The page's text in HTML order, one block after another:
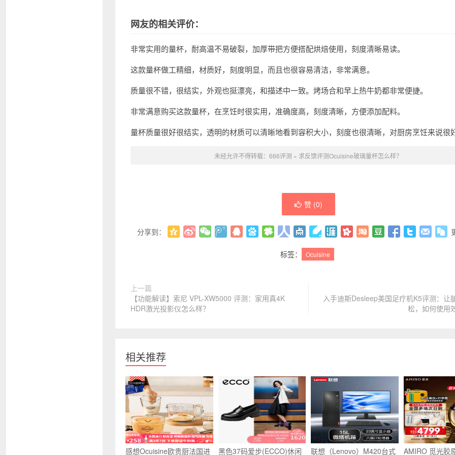
网友的相关评价：
非常实用的量杯，耐高温不易破裂，加厚带把方便搭配烘焙使用，刻度清晰易读。
这款量杯做工精细，材质好，刻度明显，而且也很容易清洁，非常满意。
质量很不错，很结实，外观也挺漂亮，和描述中一致。烤场合和早上热牛奶都非常便捷。
非常满意购买这款量杯，在烹饪时很实用，准确度高，刻度清晰，方便添加配料。
量杯质量很好很结实，透明的材质可以清晰地看到容积大小，刻度也很清晰，对厨房烹饪来说很
未经允许不得转载： 666评测 » 求反馈评测Ocuisine玻璃量杯怎么样？
赞 (0)
分享到：
标签： Ocuisine
上一篇
【功能解读】索尼 VPL-XW5000 评测：家用真4K
HDR激光投影仪怎么样？
入手迪斯Desleep美国足疗机K5评测：让
松，如何使用
相关推荐
感想Ocuisine欧贵厨法国进 黑色37码爱步(ECCO)休闲 联想（Lenovo）M420台式 AMIRO 觅光胶